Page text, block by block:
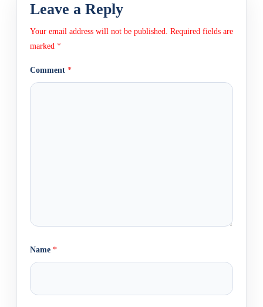
Leave a Reply
Your email address will not be published. Required fields are
marked *
Comment *
Name *